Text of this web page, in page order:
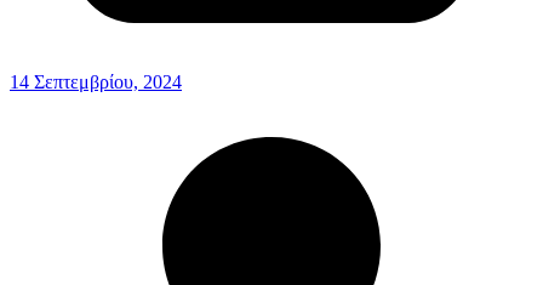
14 Σεπτεμβρίου, 2024